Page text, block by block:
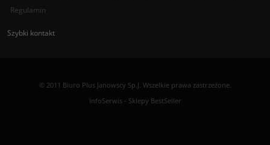
Regulamin
Szybki kontakt
© 2011 Biuro Plus Janowscy Sp.J. Wszelkie prawa zastrzeżone.
InfoSerwis- Sklepy BestSeller